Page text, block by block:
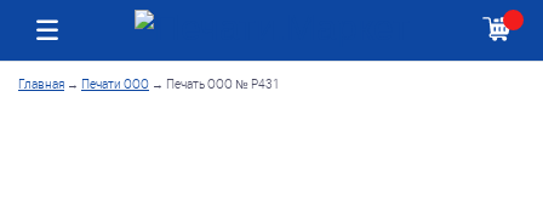
Главная → Печати ООО → Печать ООО № Р431